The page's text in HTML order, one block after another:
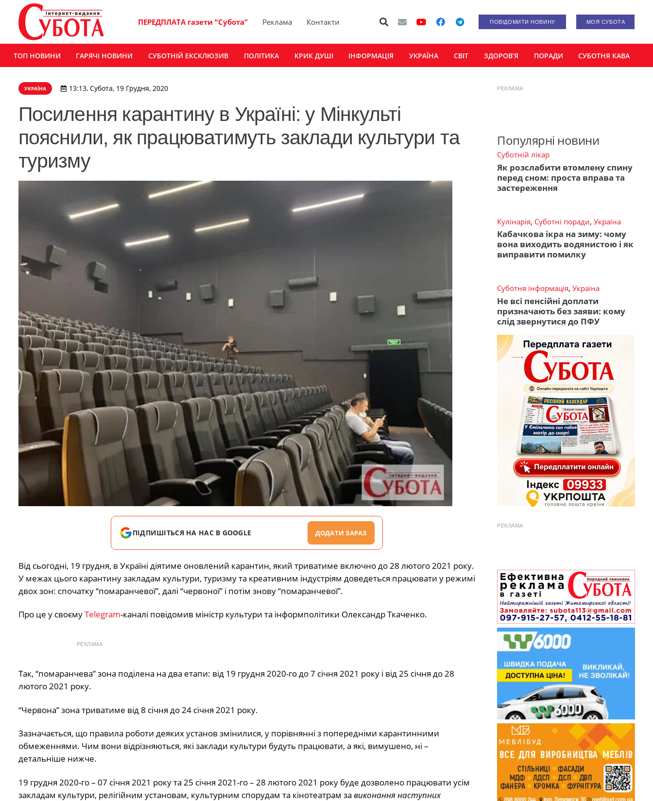
ПЕРЕДПЛАТА газети “Субота” Реклама Контакти ПОВІДОМИТИ НОВИНУ МОЯ СУБОТА
ТОП НОВИНИ ГАРЯЧІ НОВИНИ СУБОТНІЙ ЕКСКЛЮЗИВ ПОЛІТИКА КРИК ДУШІ ІНФОРМАЦІЯ УКРАЇНА СВІТ ЗДОРОВ’Я ПОРАДИ СУБОТНЯ КАВА
УКРАЇНА 13:13, Субота, 19 Грудня, 2020
Посилення карантину в Україні: у Мінкульті
пояснили, як працюватимуть заклади культури та
туризму
ПІДПИШІТЬСЯ НА НАС В GOOGLE ДОДАТИ ЗАРАЗ
Від сьогодні, 19 грудня, в Україні діятиме оновлений карантин, який триватиме включно до 28 лютого 2021 року.
У межах цього карантину закладам культури, туризму та креативним індустріям доведеться працювати у режимі
двох зон: спочатку “помаранчевої”, далі “червоної” і потім знову “помаранчевої”.
Про це у своємуTelegram-каналі повідомив міністр культури та інформполітики Олександр Ткаченко.
РЕКЛАМА
Так, “помаранчева” зона поділена на два етапи: від 19 грудня 2020-го до 7 січня 2021 року і від 25 січня до 28
лютого 2021 року.
“Червона” зона триватиме від 8 січня до 24 січня 2021 року.
Зазначається, що правила роботи деяких установ змінилися, у порівнянні з попередніми карантинними
обмеженнями. Чим вони відрізняються, які заклади культури будуть працювати, а які, вимушено, ні –
детальніше нижче.
19 грудня 2020-го – 07 січня 2021 року та 25 січня 2021-го – 28 лютого 2021 року буде дозволено працювати усім
закладам культури, релігійним установам, культурним спорудам та кінотеатрам за виконання наступних
РЕКЛАМА
Популярні новини
Суботній лікар
Як розслабити втомлену спину
перед сном: проста вправа та
застереження
Кулінарія, Суботні поради, Україна
Кабачкова ікра на зиму: чому
вона виходить водянистою і як
виправити помилку
Суботня інформація, Україна
Не всі пенсійні доплати
призначають без заяви: кому
слід звернутися до ПФУ
РЕКЛАМА